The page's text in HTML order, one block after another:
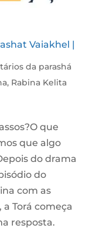
Vaiakhel |
da parashá
, Rabina Kelita
que
que algo
do drama
do
com as
Torá começa
resposta.